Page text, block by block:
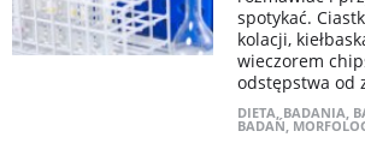
spotykać.
kolacji,
wieczorem
odstępstwa od
DIETA, BADANIA,
BADAŃ,